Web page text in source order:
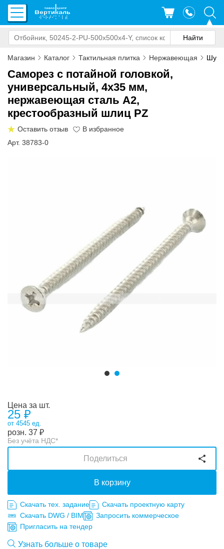
Магазин Каталог Тактильная плитка Нержавеющая
Саморез с потайной головкой,
универсальный, 4x35 мм,
нержавеющая сталь А2,
крестообразный шлиц PZ
Оставить отзыв
Арт. 38783-0
Цена за шт.
25 ₽
от 4545 ед.
розн. 37 ₽
Без учёта НДС*
В корзину
Поделиться
Скачать тех. задание
Скачать проектную карту
Скачать DWG / BIM
Запросить коммерческое
Пригласить на тендер
Узнать больше о товаре